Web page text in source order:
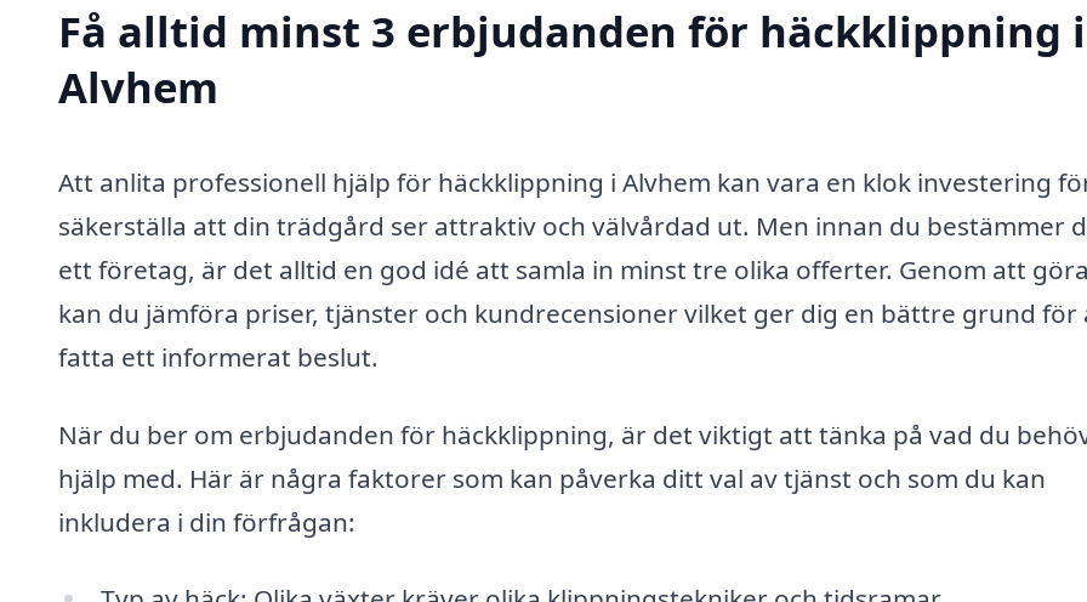
Få alltid minst 3 erbjudanden för häckklippning i
Alvhem
Att anlita professionell hjälp för häckklippning i Alvhem kan vara en klok investering
säkerställa att din trädgård ser attraktiv och välvårdad ut. Men innan du bestämmer
ett företag, är det alltid en god idé att samla in minst tre olika offerter. Genom att
kan du jämföra priser, tjänster och kundrecensioner vilket ger dig en bättre grund för
fatta ett informerat beslut.
När du ber om erbjudanden för häckklippning, är det viktigt att tänka på vad du
hjälp med. Här är några faktorer som kan påverka ditt val av tjänst och som du kan
inkludera i din förfrågan: